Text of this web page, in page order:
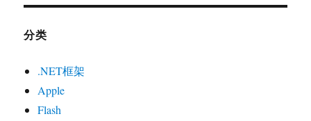
分类
.NET框架
Apple
Flash